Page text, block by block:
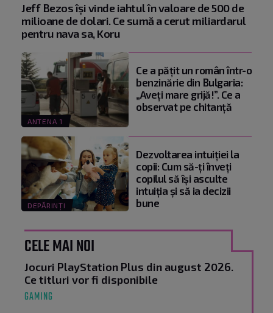
Jeff Bezos își vinde iahtul în valoare de 500 de
milioane de dolari. Ce sumă a cerut miliardarul
pentru nava sa, Koru
ANTENA 1
Ce a pățit un român într-o
benzinărie din Bulgaria:
„Aveți mare grijă!”. Ce a
observat pe chitanță
DEPĂRINȚI
Dezvoltarea intuiției la
copii: Cum să-ți înveți
copilul să își asculte
intuiția și să ia decizii
bune
CELE MAI NOI
Jocuri PlayStation Plus din august 2026.
Ce titluri vor fi disponibile
GAMING